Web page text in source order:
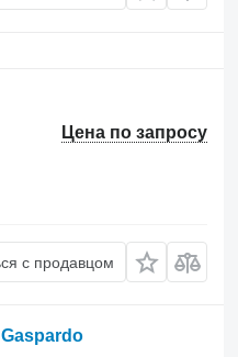
Цена по запросу
с продавцом